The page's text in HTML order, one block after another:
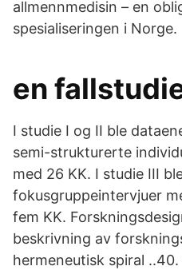
allmennmedisin – en
spesialiseringen i Norge.
en
I studie I og II ble
semi-strukturerte
med 26 KK. I studie III
fokusgruppeintervjuer
fem KK.
beskrivning av
hermeneutisk spiral ..40.